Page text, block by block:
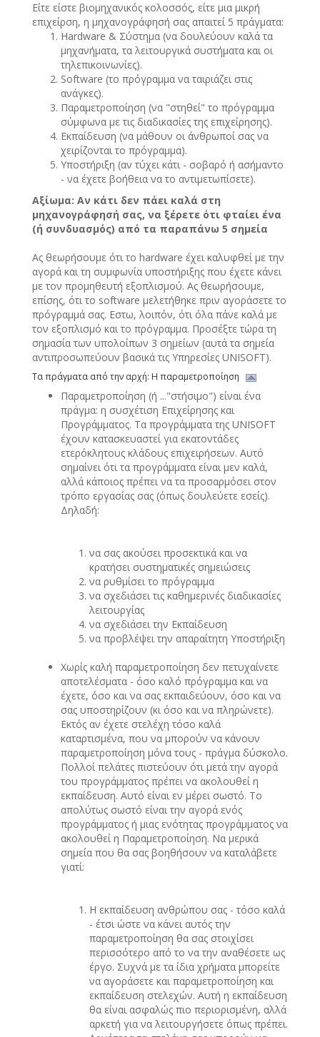
Είτε είστε βιομηχανικός κολοσσός, είτε μια μικρή
επιχείρση, η μηχανογράφησή σας απαιτεί 5 πράγματα:
Ηardware & Σύστημα (να δουλεύουν καλά τα
μηχανήματα, τα λειτουργικά συστήματα και οι
τηλεπικοινωνίες).
Software (το πρόγραμμα να ταιριάζει στις
ανάγκες).
Παραμετροποίηση (να "στηθεί" το πρόγραμμα
σύμφωνα με τις διαδικασίες της επιχείρησης).
Εκπαίδευση (να μάθουν οι άνθρωποί σας να
χειρίζονται το πρόγραμμα).
Υποστήριξη (αν τύχει κάτι - σοβαρό ή ασήμαντο
- να έχετε βοήθεια να το αντιμετωπίσετε).
Αξίωμα: Αν κάτι δεν πάει καλά στη
μηχανογράφησή σας, να ξέρετε ότι φταίει ένα
(ή συνδυασμός) από τα παραπάνω 5 σημεία
Ας θεωρήσουμε ότι το hardware έχει καλυφθεί με την
αγορά και τη συμφωνία υποστήριξης που έχετε κάνει
με τον προμηθευτή εξοπλισμού. Ας θεωρήσουμε,
επίσης, ότι το software μελετήθηκε πριν αγοράσετε το
πρόγραμμά σας. Εστω, λοιπόν, ότι όλα πάνε καλά με
τον εξοπλισμό και το πρόγραμμα. Προσέξτε τώρα τη
σημασία των υπολοίπων 3 σημείων (αυτά τα σημεία
αντιπροσωπεύουν βασικά τις Υπηρεσίες UNISOFT).
Τα πράγματα από την αρχή: Η παραμετροποίηση
Παραμετροποίηση (ή ..."στήσιμο") είναι ένα
πράγμα: η συσχέτιση Επιχείρησης και
Προγράμματος. Τα προγράμματα της UNISOFT
έχουν κατασκευαστεί για εκατοντάδες
ετερόκλητους κλάδους επιχειρήσεων. Αυτό
σημαίνει ότι τα προγράμματα είναι μεν καλά,
αλλά κάποιος πρέπει να τα προσαρμόσει στον
τρόπο εργασίας σας (όπως δουλεύετε εσείς).
Δηλαδή:
να σας ακούσει προσεκτικά και να
κρατήσει συστηματικές σημειώσεις
να ρυθμίσει το πρόγραμμα
να σχεδιάσει τις καθημερινές διαδικασίες
λειτουργίας
να σχεδιάσει την Εκπαίδευση
να προβλέψει την απαραίτητη Υποστήριξη
Χωρίς καλή παραμετροποίηση δεν πετυχαίνετε
αποτελέσματα - όσο καλό πρόγραμμα και να
έχετε, όσο και να σας εκπαιδεύουν, όσο και να
σας υποστηρίζουν (κι όσο και να πληρώνετε).
Εκτός αν έχετε στελέχη τόσο καλά
καταρτισμένα, που να μπορούν να κάνουν
παραμετροποίηση μόνα τους - πράγμα δύσκολο.
Πολλοί πελάτες πιστεύουν ότι μετά την αγορά
του προγράμματος πρέπει να ακολουθεί η
εκπαίδευση. Αυτό είναι εν μέρει σωστό. Το
απολύτως σωστό είναι την αγορά ενός
προγράμματος ή μιας ενότητας προγράμματος να
ακολουθεί η Παραμετροποίηση. Να μερικά
σημεία που θα σας βοηθήσουν να καταλάβετε
γιατί:
Η εκπαίδευση ανθρώπου σας - τόσο καλά
- έτσι ώστε να κάνει αυτός την
παραμετροποίηση θα σας στοιχίσει
περισσότερο από το να την αναθέσετε ως
έργο. Συχνά με τα ίδια χρήματα μπορείτε
να αγοράσετε και παραμετροποίηση και
εκπαίδευση στελεχών. Αυτή η εκπαίδευση
θα είναι ασφαλώς πιο περιορισμένη, αλλά
αρκετή για να λειτουργήσετε όπως πρέπει.